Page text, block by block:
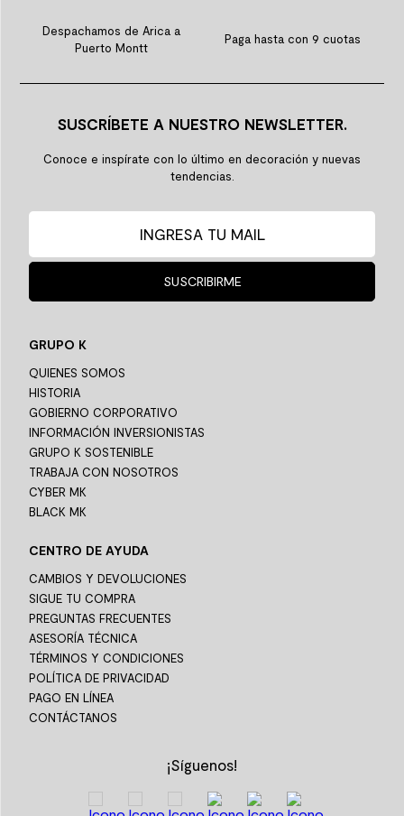
Despachamos de Arica a
Puerto Montt
Paga hasta con 9 cuotas
SUSCRÍBETE A NUESTRO NEWSLETTER.
Conoce e inspírate con lo último en decoración y nuevas
tendencias.
SUSCRIBIRME
GRUPO K
QUIENES SOMOS
HISTORIA
GOBIERNO CORPORATIVO
INFORMACIÓN INVERSIONISTAS
GRUPO K SOSTENIBLE
TRABAJA CON NOSOTROS
CYBER MK
BLACK MK
CENTRO DE AYUDA
CAMBIOS Y DEVOLUCIONES
SIGUE TU COMPRA
PREGUNTAS FRECUENTES
ASESORÍA TÉCNICA
TÉRMINOS Y CONDICIONES
POLÍTICA DE PRIVACIDAD
PAGO EN LÍNEA
CONTÁCTANOS
¡Síguenos!